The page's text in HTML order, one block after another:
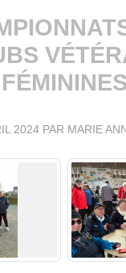
FÉMININES
2024PAR MARIE